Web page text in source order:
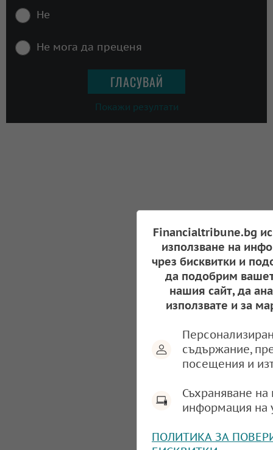
Не
Не мога да преценя
Покажи резултати
Financialtribune.bg
използване на
чрез бисквитки и
да подобрим
нашия сайт, да
използвате и за
съдържание,
посещения и
Съхраняване
информация на
ПОЛИТИКА ЗА